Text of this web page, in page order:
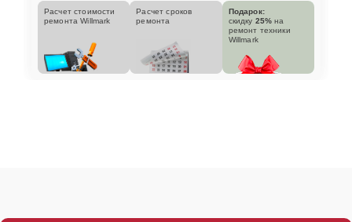
Расчет стоимости
ремонта Willmark
Расчет сроков
ремонта
Подарок:
скидку 25% на
ремонт техники
Willmark